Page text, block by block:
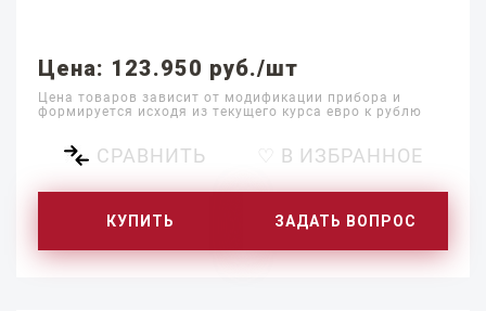
Цена: 123.950 руб./шт
Цена товаров зависит от модификации прибора и
формируется исходя из текущего курса евро к рублю
СРАВНИТЬ ♡ В ИЗБРАННОЕ
КУПИТЬ ЗАДАТЬ ВОПРОС